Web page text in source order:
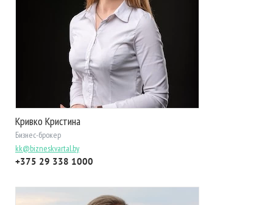
Кривко Кристина
Бизнес-брокер
kk@bizneskvartal.by
+375 29 338 1000